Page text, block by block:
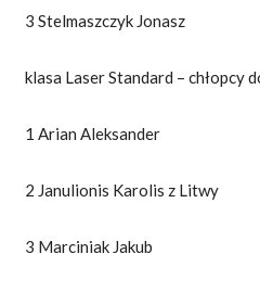
3 Stelmaszczyk Jonasz
klasa Laser Standard – chłopcy
1 Arian Aleksander
2 Janulionis Karolis z Litwy
3 Marciniak Jakub